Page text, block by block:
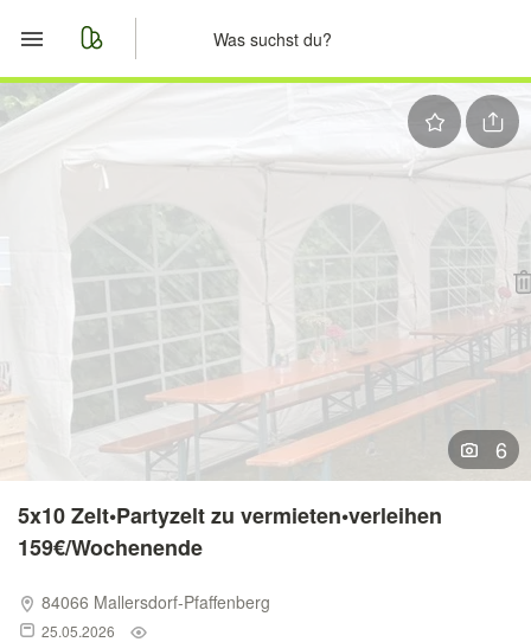
Merkliste
Anzeige aufgeben
6
5x10 Zelt•Partyzelt zu vermieten•verleihen
159€/Wochenende
84066 Mallersdorf-Pfaffenberg
25.05.2026